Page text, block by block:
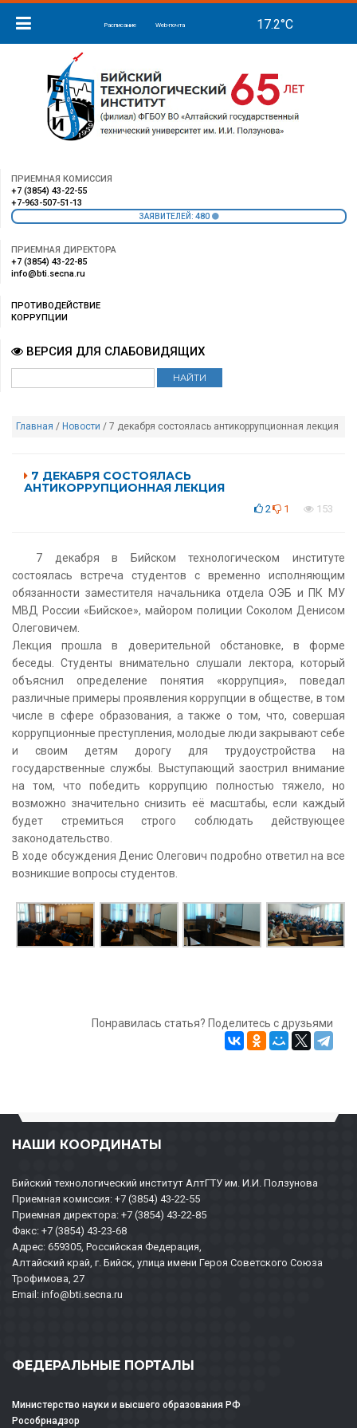
Расписание Web-почта
ПРИЕМНАЯ КОМИССИЯ
+7 (3854) 43-22-55
+7-963-507-51-13
ЗАЯВИТЕЛЕЙ: 480
ПРИЕМНАЯ ДИРЕКТОРА
+7 (3854) 43-22-85
info@bti.secna.ru
ПРОТИВОДЕЙСТВИЕ
КОРРУПЦИИ
ВЕРСИЯ ДЛЯ СЛАБОВИДЯЩИХ
Главная / Новости / 7 декабря состоялась антикоррупционная лекция
7 ДЕКАБРЯ СОСТОЯЛАСЬ
АНТИКОРРУПЦИОННАЯ ЛЕКЦИЯ
2 1 153
7 декабря в Бийском технологическом институте
состоялась встреча студентов с временно исполняющим
обязанности заместителя начальника отдела ОЭБ и ПК МУ
МВД России «Бийское», майором полиции Соколом Денисом
Олеговичем.
Лекция прошла в доверительной обстановке, в форме
беседы. Студенты внимательно слушали лектора, который
объяснил определение понятия «коррупция», поведал
различные примеры проявления коррупции в обществе, в том
числе в сфере образования, а также о том, что, совершая
коррупционные преступления, молодые люди закрывают себе
и своим детям дорогу для трудоустройства на
государственные службы. Выступающий заострил внимание
на том, что победить коррупцию полностью тяжело, но
возможно значительно снизить её масштабы, если каждый
будет стремиться строго соблюдать действующее
законодательство.
В ходе обсуждения Денис Олегович подробно ответил на все
возникшие вопросы студентов.
Понравилась статья? Поделитесь с друзьями
НАШИ КООРДИНАТЫ
Бийский технологический институт АлтГТУ им. И.И. Ползунова
Приемная комиссия: +7 (3854) 43-22-55
Приемная директора: +7 (3854) 43-22-85
Факс: +7 (3854) 43-23-68
Адрес: 659305, Российская Федерация,
Алтайский край, г. Бийск, улица имени Героя Советского Союза
Трофимова, 27
Email: info@bti.secna.ru
ФЕДЕРАЛЬНЫЕ ПОРТАЛЫ
Министерство науки и высшего образования РФ
Рособрнадзор